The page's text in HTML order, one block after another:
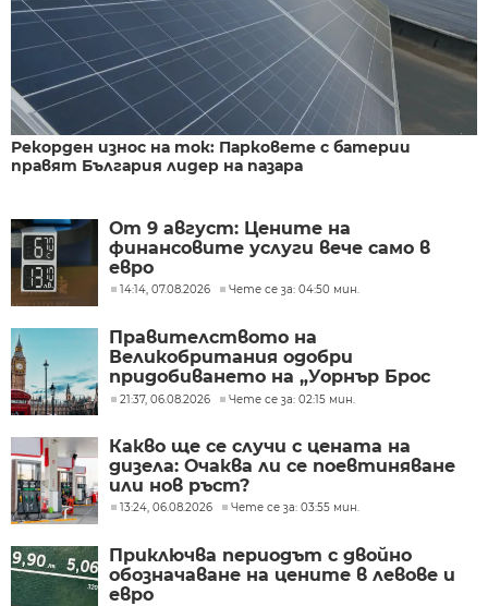
Рекорден износ на ток: Парковете с батерии
правят България лидер на пазара
От 9 август: Цените на
финансовите услуги вече само в
евро
14:14, 07.08.2026 Чете се за: 04:50 мин.
Правителството на
Великобритания одобри
придобиването на „Уорнър Брос
Дискавъри“ от „Парамаунт“ за 110
21:37, 06.08.2026 Чете се за: 02:15 мин.
Какво ще се случи с цената на
дизела: Очаква ли се поевтиняване
или нов ръст?
13:24, 06.08.2026 Чете се за: 03:55 мин.
Приключва периодът с двойно
обозначаване на цените в левове и
евро